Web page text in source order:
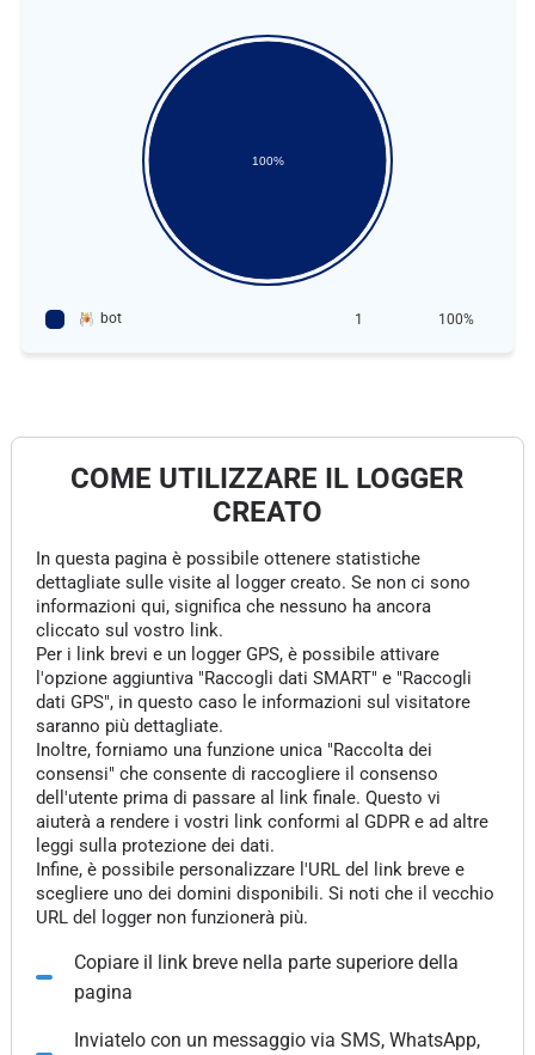
100%
bot 1 100%
COME UTILIZZARE IL LOGGER
CREATO
In questa pagina è possibile ottenere statistiche
dettagliate sulle visite al logger creato. Se non ci sono
informazioni qui, significa che nessuno ha ancora
cliccato sul vostro link.
Per i link brevi e un logger GPS, è possibile attivare
l'opzione aggiuntiva "Raccogli dati SMART" e "Raccogli
dati GPS", in questo caso le informazioni sul visitatore
saranno più dettagliate.
Inoltre, forniamo una funzione unica "Raccolta dei
consensi" che consente di raccogliere il consenso
dell'utente prima di passare al link finale. Questo vi
aiuterà a rendere i vostri link conformi al GDPR e ad altre
leggi sulla protezione dei dati.
Infine, è possibile personalizzare l'URL del link breve e
scegliere uno dei domini disponibili. Si noti che il vecchio
URL del logger non funzionerà più.
Copiare il link breve nella parte superiore della
pagina
Inviatelo con un messaggio via SMS, WhatsApp,